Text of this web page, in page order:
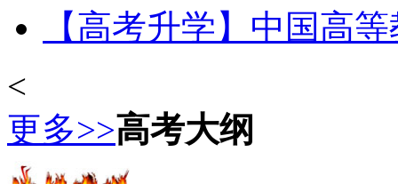
【高考升学】中国高
<
更多>>高考大纲